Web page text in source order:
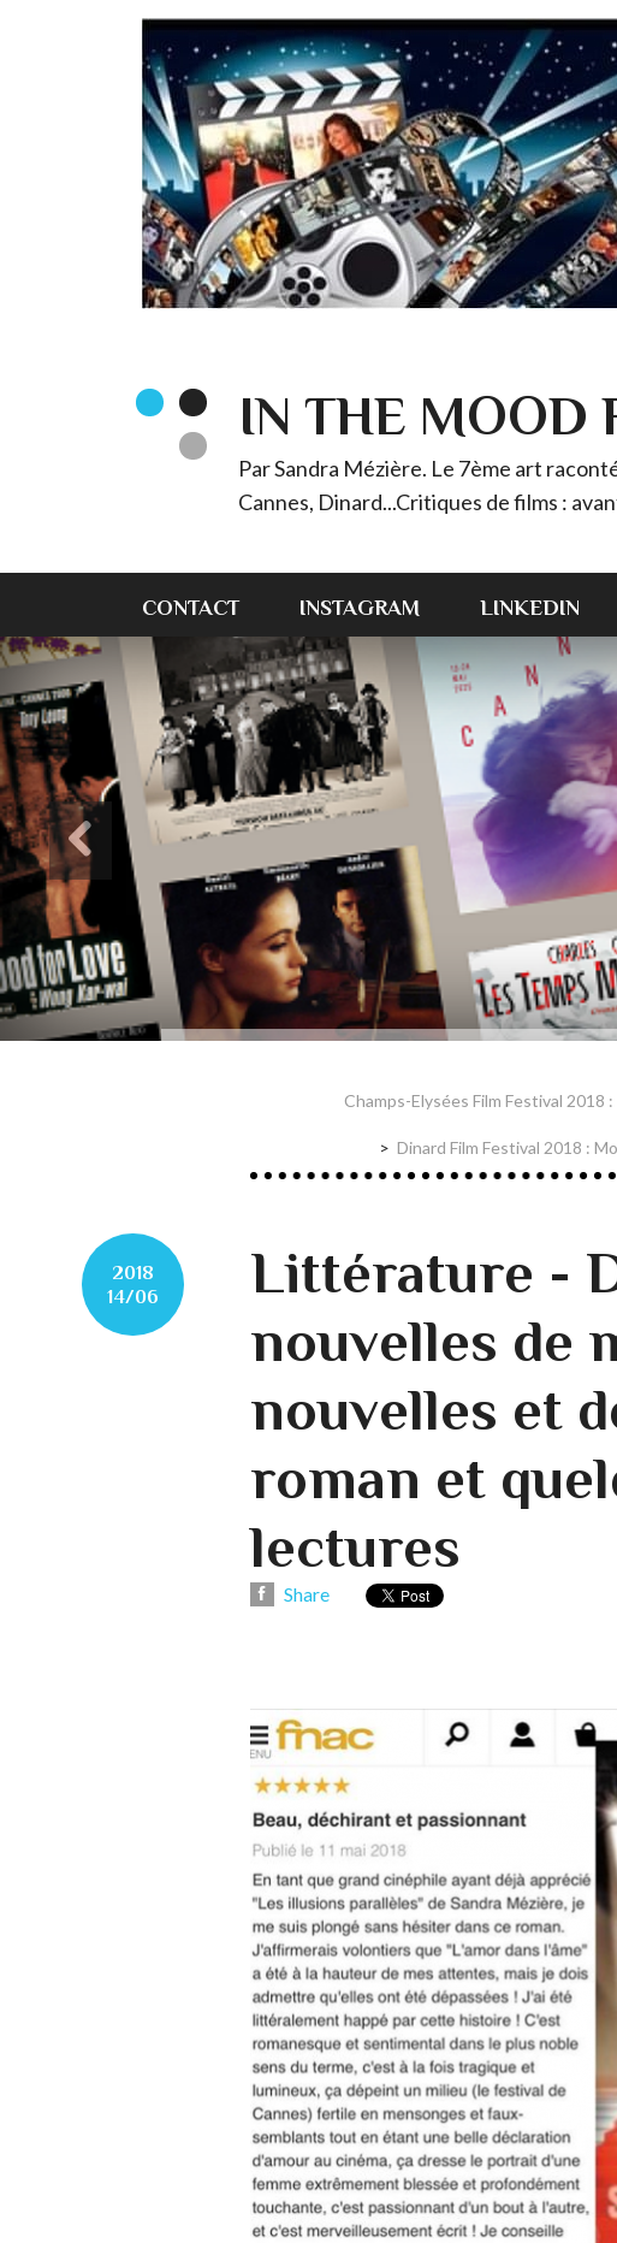
IN THE MOOD
Par Sandra Mézière. Le 7ème art
Cannes, Dinard...Critiques de films :
CONTACT INSTAGRAM LINKEDIN
Champs-Elysées Film Festival 2018
Dinard Film Festival 2018 :
2018
14/06
Littérature -
nouvelles de
nouvelles et
roman et
lectures
Share